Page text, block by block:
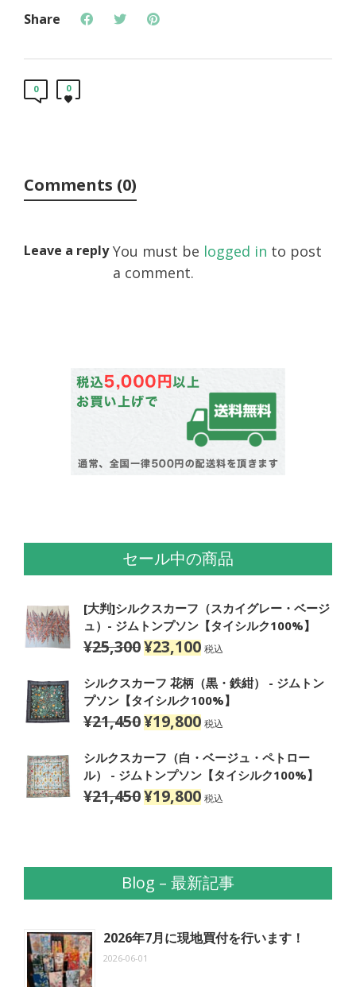
Share
0 0
Comments (0)
Leave a reply You must be logged in to post
a comment.
セール中の商品
[大判]シルクスカーフ（スカイグレー・ベージ
ュ）- ジムトンプソン【タイシルク100%】
¥25,300 元
価
格
は
¥25,300
し
た。
¥23,100現
の
価
格
は
¥23,100
で
す。
税込
シルクスカーフ 花柄（黒・鉄紺） - ジムトン
プソン【タイシルク100%】
¥21,450 元
価
格
は
¥21,450
¥19,800現
の
価
格
は
税込
シルクスカーフ（白・ベージュ・ペトロー
ル） - ジムトンプソン【タイシルク100%】
¥21,450 元
は
¥21,450
で
た。
¥19,800現
格
は
¥19,800
す。
税込
Blog – 最新記事
2026年7月に現地買付を行います！
2026-06-01